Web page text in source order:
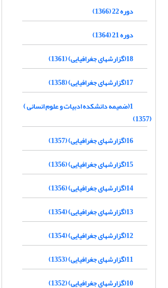
دوره 22 (1366)
دوره 21 (1364)
18(گزارشهای جغرافیایی) (1361)
17(گزارشهای جغرافیایی) (1358)
1(ضمیمه دانشکده ادبیات و علوم انسانی )
(1357)
16(گزارشهای جغرافیایی) (1357)
15(گزارشهای جغرافیایی) (1356)
14(گزارشهای جغرافیایی) (1356)
13(گزارشهای جغرافیایی) (1354)
12(گزارشهای جغرافیایی) (1354)
11(گزارشهای جغرافیایی) (1353)
10(گزارشهای جغرافیایی) (1352)